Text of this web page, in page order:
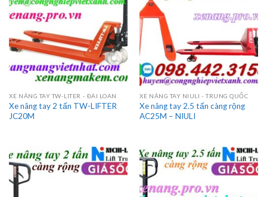
XE NÂNG TAY TW-LITER - ĐÀI LOAN
Xe nâng tay 2 tấn TW-LIFTER
JC20M
XE NÂNG TAY NIULI - TRUNG QUỐC
Xe nâng tay 2.5 tấn càng rộng
AC25M – NIULI